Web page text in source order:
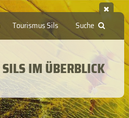
Suche
Tourismus Sils
SILS IM ÜBERBLICK